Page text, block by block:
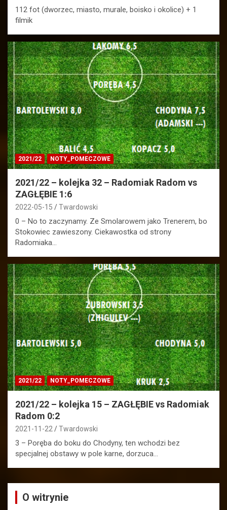
112 fot (dworzec, miasto, murale, boisko i okolice) + 1
filmik
2021/22 NOTY_POMECZOWE
2021/22 – kolejka 32 – Radomiak Radom vs
ZAGŁĘBIE 1:6
2022-05-15 Twardowski
0 – No to zaczynamy. Ze Smolarowem jako Trenerem, bo
Stokowiec zawieszony. Ciekawostka od strony
Radomiaka…
2021/22 NOTY_POMECZOWE
2021/22 – kolejka 15 – ZAGŁĘBIE vs Radomiak
Radom 0:2
2021-11-22 Twardowski
3 – Poręba do boku do Chodyny, ten wchodzi bez
specjalnej obstawy w pole karne, dorzuca…
O witrynie